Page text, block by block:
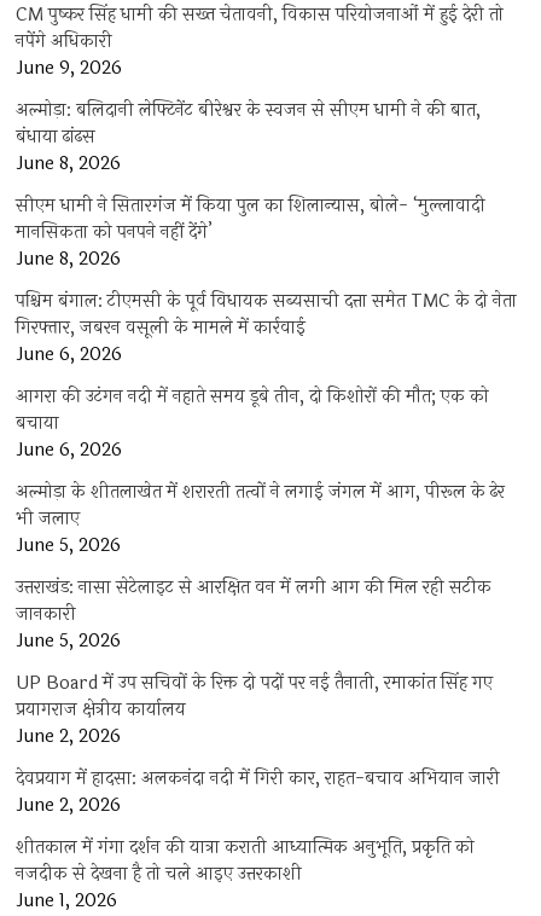
CM पुष्कर सिंह धामी की सख्त चेतावनी, विकास परियोजनाओं में हुई देरी तो
नपेंगे अधिकारी
June 9, 2026
अल्मोड़ा: बलिदानी लेफ्टिनेंट बीरेश्वर के स्वजन से सीएम धामी ने की बात,
बंधाया ढांढस
June 8, 2026
सीएम धामी ने सितारगंज में किया पुल का शिलान्यास, बोले- ‘मुल्लावादी
मानसिकता को पनपने नहीं देंगे’
June 8, 2026
पश्चिम बंगाल: टीएमसी के पूर्व विधायक सब्यसाची दत्ता समेत TMC के दो नेता
गिरफ्तार, जबरन वसूली के मामले में कार्रवाई
June 6, 2026
आगरा की उटंगन नदी में नहाते समय डूबे तीन, दो किशोरों की मौत; एक को
बचाया
June 6, 2026
अल्मोड़ा के शीतलाखेत में शरारती तत्वों ने लगाई जंगल में आग, पीरूल के ढेर
भी जलाए
June 5, 2026
उत्तराखंड: नासा सेटेलाइट से आरक्षित वन में लगी आग की मिल रही सटीक
जानकारी
June 5, 2026
UP Board में उप सचिवों के रिक्त दो पदों पर नई तैनाती, रमाकांत सिंह गए
प्रयागराज क्षेत्रीय कार्यालय
June 2, 2026
देवप्रयाग में हादसा: अलकनंदा नदी में गिरी कार, राहत-बचाव अभियान जारी
June 2, 2026
शीतकाल में गंगा दर्शन की यात्रा कराती आध्यात्मिक अनुभूति, प्रकृति को
नजदीक से देखना है तो चले आइए उत्तरकाशी
June 1, 2026